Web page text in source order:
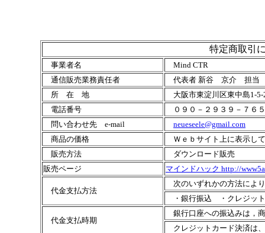
特定商取引
事業者名
Mind CTR
通信販売業務責任者
代表者 新谷 京介 担
所 在 地
大阪市東淀川区東中島1-5-
電話番号
０９０－２９３９－７６
問い合わせ先 e-mail
neueseele@gmail.com
商品の価格
Ｗｅｂサイト上に表示し
販売方法
ダウンロード販売
販売ページ
マインドハック http://
代金支払方法
次のいずれかの方法によ
・銀行振込 ・クレジッ
代金支払時期
銀行口座への振込みは，
クレジットカード決済は